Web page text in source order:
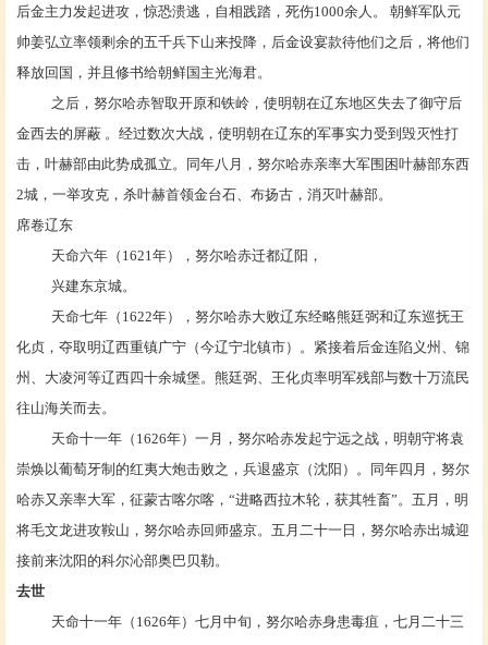
后金主力发起进攻，惊恐溃逃，自相践踏，死伤1000余人。 朝鲜军队元
帅姜弘立率领剩余的五千兵下山来投降，后金设宴款待他们之后，将他们
释放回国，并且修书给朝鲜国主光海君。
之后，努尔哈赤智取开原和铁岭 ，使明朝在辽东地区失去了御守后
金西去的屏蔽 。经过数次大战，使明朝在辽东的军事实力受到毁灭性打
击，叶赫部由此势成孤立。同年八月，努尔哈赤亲率大军围困叶赫部东西
2城，一举攻克，杀叶赫首领金台石、布扬古，消灭叶赫部。
席卷辽东
天命六年（ 1621年），努尔哈赤迁都辽阳 ，
兴建东京城。
天命七年（ 1622年），努尔哈赤大败辽东经略熊廷弼和辽东巡抚王
化贞 ，夺取明辽西重镇广宁 （今辽宁北镇市）。紧接着后金连陷义州
锦
州
大凌河等辽西四十余城堡。熊廷弼、王化贞率明军残部与数十万流民
往山海关而去。
天命十一年（ 1626年）一月，努尔哈赤发起宁远之战 ，明朝守将袁
崇焕以葡萄牙制的红夷大炮击败之，兵退盛京 （沈阳）。同年四月，努尔
哈赤又亲率大军，征蒙古喀尔喀 ， “进略西拉木轮，获其牲畜”。五月，明
将毛文龙进攻鞍山 ，努尔哈赤回师盛京。五月二十一日，努尔哈赤出城迎
接前来沈阳的科尔沁部奥巴 贝勒。
去世
天命十一年（ 1626年）七月中旬，努尔哈赤身患毒疽，七月二十三